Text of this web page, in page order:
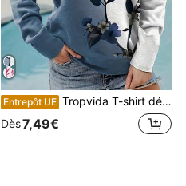
Entrepôt UE Tropvida T-shirt décontracté pour femmes à imprimé blocs de couleurs, col rond, manches longues, convient pour le port en automne, Top pour femmes printemps/automne
Dès7,49€